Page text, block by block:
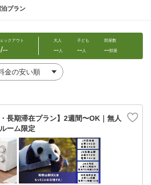
プラン
ックアウト 大人
--人
子ども
--人
部屋数
--部屋
長期滞在プラン】2週間〜OK｜無人
ーム限定